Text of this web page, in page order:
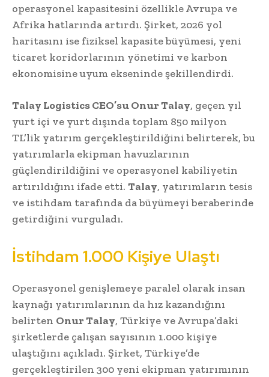
operasyonel kapasitesini özellikle Avrupa ve
Afrika hatlarında artırdı. Şirket, 2026 yol
haritasını ise fiziksel kapasite büyümesi, yeni
ticaret koridorlarının yönetimi ve karbon
ekonomisine uyum ekseninde şekillendirdi.
Talay Logistics CEO’su Onur Talay, geçen yıl
yurt içi ve yurt dışında toplam 850 milyon
TL’lik yatırım gerçekleştirildiğini belirterek, bu
yatırımlarla ekipman havuzlarının
güçlendirildiğini ve operasyonel kabiliyetin
artırıldığını ifade etti. Talay, yatırımların tesis
ve istihdam tarafında da büyümeyi beraberinde
getirdiğini vurguladı.
İstihdam 1.000 Kişiye Ulaştı
Operasyonel genişlemeye paralel olarak insan
kaynağı yatırımlarının da hız kazandığını
belirten Onur Talay, Türkiye ve Avrupa’daki
şirketlerde çalışan sayısının 1.000 kişiye
ulaştığını açıkladı. Şirket, Türkiye’de
gerçekleştirilen 300 yeni ekipman yatırımının